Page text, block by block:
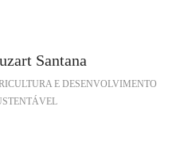
Santana
E DESENVOLVIMENTO